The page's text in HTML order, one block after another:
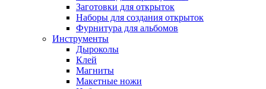
Заготовки для открыток
Наборы для создания открыток
Фурнитура для альбомов
Инструменты
Дыроколы
Клей
Магниты
Макетные ножи